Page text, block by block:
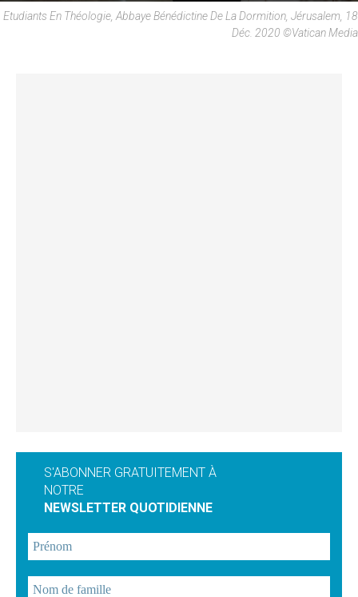
Etudiants En Théologie, Abbaye Bénédictine De La Dormition, Jérusalem, 18
Déc. 2020 ©Vatican Media
S'ABONNER GRATUITEMENT À
NOTRE
NEWSLETTER QUOTIDIENNE